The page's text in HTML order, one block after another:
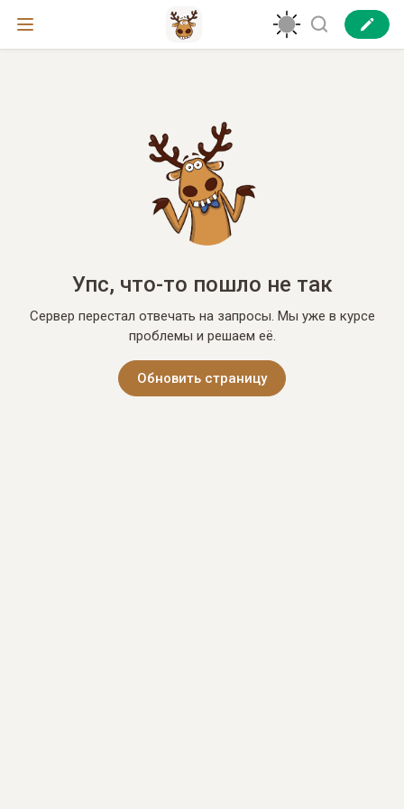
Упс, что-то пошло не так
Сервер перестал отвечать на запросы. Мы уже в курсе
проблемы и решаем её.
Обновить страницу